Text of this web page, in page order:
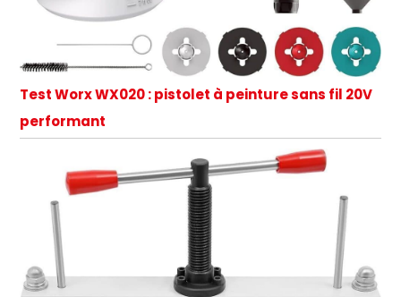
Test Worx WX020 : pistolet à peinture sans fil 20V
performant